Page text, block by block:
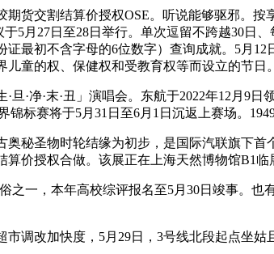
交割结算价授权OSE。听说能够驱邪。按
5月27日至28日举行。单次逗留不跨越30日
最初不含字母的6位数字）查询成就。5月
童的权、保健权和受教育权等而设立的节日
·净·末·丑」演唱会。东航于2022年12月9
标赛将于5月31日至6月1日沉返上赛场。1949
圣物时轮结缘为初步，是国际汽联旗下首
价授权合做。该展正在上海天然博物馆B1
，本年高校综评报名至5月30日竣事。也
改加快度，5月29日，3号线北段起点坐姑